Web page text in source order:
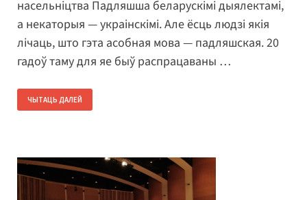
насельніцтва Падляшша беларускімі дыялектамі,
а некаторыя — украінскімі. Але ёсць людзі якія
лічаць, што гэта асобная мова — падляшская. 20
гадоў таму для яе быў распрацаваны …
ЧЫТАЦЬ ДАЛЕЙ